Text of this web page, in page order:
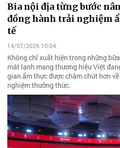
Bia nội địa từng bước
đồng hành trải nghiệm
tế
14/07/2026 10:04
Không chỉ xuất hiện trong những
mát lạnh mang thương hiệu Việt
gian ẩm thực được chăm chút hơn
nghiệm thưởng thức.